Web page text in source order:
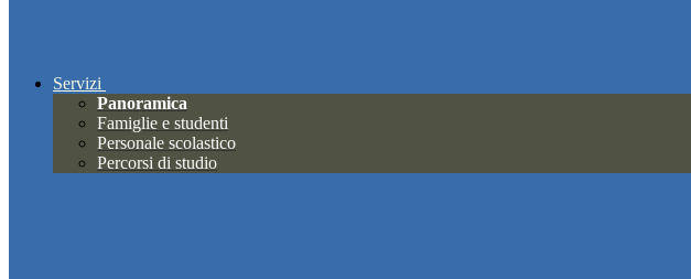
Servizi
Panoramica
Famiglie e studenti
Personale scolastico
Percorsi di studio